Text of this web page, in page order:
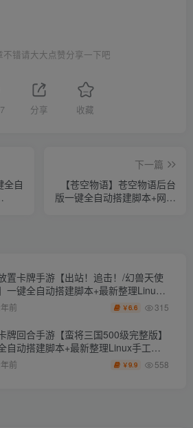
不错请大大点赞分享一下吧
7 分享 收藏
全自
下一篇
【苍空物语】苍空物语后台
版一键全自动搭建脚本+网页
置卡牌手游【出站！追击！/幻兽天使
一键全自动搭建脚本+最新整理Linux
务端+安卓+GM配套物品后台+详细搭
前 ￥6.6 315
牌回合手游【蛮将三国500级完整版】
自动搭建脚本+最新整理Linux手工服
区跨服+全物品ID+自定义英雄+GM
台+安卓苹果双端+详细搭建教程+视频
前 ￥9.9 558